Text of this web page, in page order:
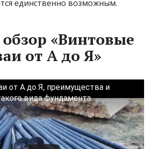
единственно возможным.
«Винтовые
от А до Я»
от А до Я, преимущества и
вида фундамента